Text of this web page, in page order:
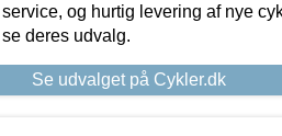
service, og hurtig levering af nye
se deres udvalg.
Se udvalget på Cykler.dk